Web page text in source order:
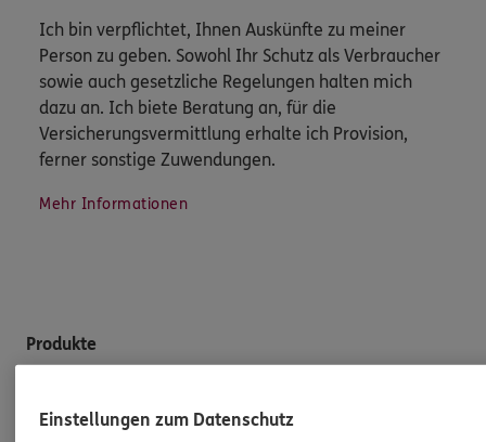
Ich bin verpflichtet, Ihnen Auskünfte zu meiner
Person zu geben. Sowohl Ihr Schutz als Verbraucher
sowie auch gesetzliche Regelungen halten mich
dazu an. Ich biete Beratung an, für die
Versicherungsvermittlung erhalte ich Provision,
ferner sonstige Zuwendungen.
Mehr Informationen
Produkte
Einstellungen zum Datenschutz